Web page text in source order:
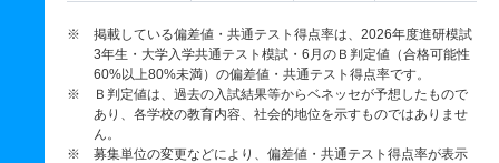
※ 掲載している偏差値・共通テスト得点率は、2026年度進研模試
3年生・大学入学共通テスト模試・6月のＢ判定値（合格可能性
60%以上80%未満）の偏差値・共通テスト得点率です。
※ Ｂ判定値は、過去の入試結果等からベネッセが予想したもので
あり、各学校の教育内容、社会的地位を示すものではありませ
ん。
※ 募集単位の変更などにより、偏差値・共通テスト得点率が表示